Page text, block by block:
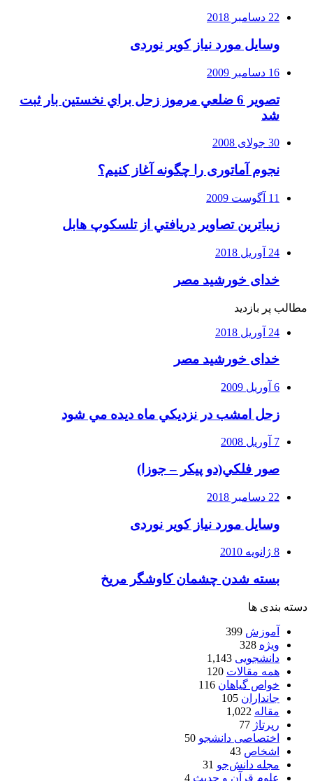
22 دسامبر 2018
وسایل مورد نیاز کویر نوردی
16 دسامبر 2009
تصوير 6 ضلعي مرموز زحل براي نخستين بار ثبت
شد
30 جولای 2008
نجوم آماتوری را چگونه آغاز کنیم؟
11 آگوست 2009
زيباترين تصاوير دريافتي از تلسكوپ هابل
24 آوریل 2018
خدای خورشید مصر
مطالب پر بازدید
24 آوریل 2018
خدای خورشید مصر
6 آوریل 2009
زحل امشب در نزديكي ماه ديده مي شود
7 آوریل 2008
صور فلكي(دو پیکر – جوزا)
22 دسامبر 2018
وسایل مورد نیاز کویر نوردی
8 ژانویه 2010
بسته شدن چشمان کاوشگر مريخ
دسته بندی ها
آموزش 399
ویژه 328
دانشجویی 1,143
همه مقالات 120
خواص گیاهان 116
جانداران 105
مقاله 1,022
رپرتاژ 77
اختصاصی دانشجو 50
اشخاص 43
مجله دانش‌جو 31
علوم قرآن و حدیث 4